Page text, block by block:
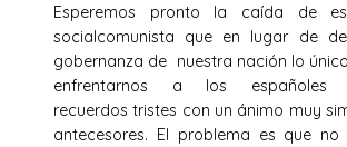
Esperemos pronto la caída de
socialcomunista que en lugar de
gobernanza de nuestra nación lo
enfrentarnos a los españoles
recuerdos tristes con un ánimo muy
antecesores. El problema es que no